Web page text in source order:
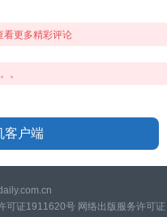
看更多精彩评论
。
客户端
可证1911620号 网络出版服务许可证